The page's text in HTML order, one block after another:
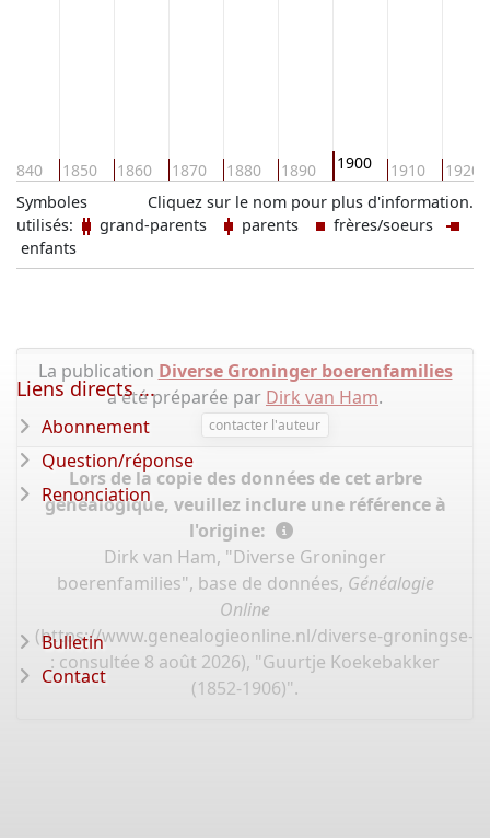
1840 1850 1860 1870 1880 1890 1900 1910 1920
Cliquez sur le nom pour plus d'information.
Symboles
utilisés:
grand-parents parents
frères/soeurs
enfants
La publication Diverse Groninger boerenfamilies
a été préparée par Dirk van Ham.
contacter l'auteur
Lors de la copie des données de cet arbre
généalogique, veuillez inclure une référence à
l'origine:
Dirk van Ham, "Diverse Groninger
boerenfamilies", base de données, Généalogie
Online
(https://www.genealogieonline.nl/diverse-groningse-
: consultée 8 août 2026), "Guurtje Koekebakker
(1852-1906)".
Liens directs ...
Abonnement
Question/réponse
Renonciation
Bulletin
Contact